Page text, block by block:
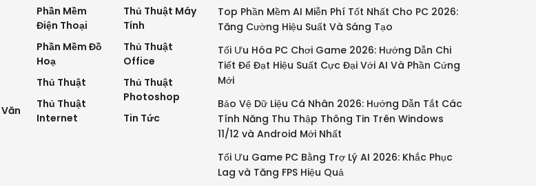
Phần Mềm
Điện Thoại
Phần Mềm Đồ
Hoạ
Thủ Thuật
Thủ Thuật
Internet
Thủ Thuật Máy
Tính
Thủ Thuật
Office
Thủ Thuật
Photoshop
Tin Tức
Top Phần Mềm AI Miễn Phí Tốt Nhất Cho PC 2026:
Tăng Cường Hiệu Suất Và Sáng Tạo
Tối Ưu Hóa PC Chơi Game 2026: Hướng Dẫn Chi
Tiết Để Đạt Hiệu Suất Cực Đại Với AI Và Phần Cứng
Mới
Bảo Vệ Dữ Liệu Cá Nhân 2026: Hướng Dẫn Tắt Các
Tính Năng Thu Thập Thông Tin Trên Windows
11/12 và Android Mới Nhất
Tối Ưu Game PC Bằng Trợ Lý AI 2026: Khắc Phục
Lag và Tăng FPS Hiệu Quả